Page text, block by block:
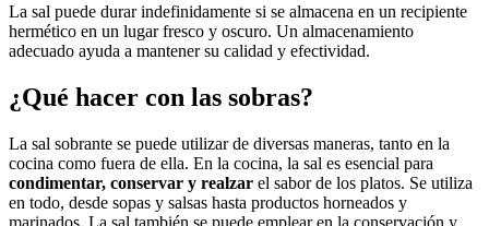
La sal puede durar indefinidamente si se almacena en un recipiente
hermético en un lugar fresco y oscuro. Un almacenamiento
adecuado ayuda a mantener su calidad y efectividad.
¿Qué hacer con las sobras?
La sal sobrante se puede utilizar de diversas maneras, tanto en la
cocina como fuera de ella. En la cocina, la sal es esencial para
condimentar, conservar y realzar el sabor de los platos. Se utiliza
en todo, desde sopas y salsas hasta productos horneados y
marinados. La sal también se puede emplear en la conservación y